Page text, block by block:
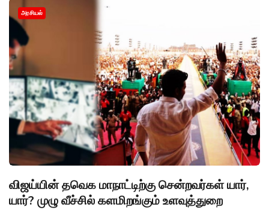
அரசியல்
விஜய்யின் தவெக மாநாட்டிற்கு சென்றவர்கள் யார்,
யார்? முழு வீச்சில் களமிறங்கும் உளவுத்துறை